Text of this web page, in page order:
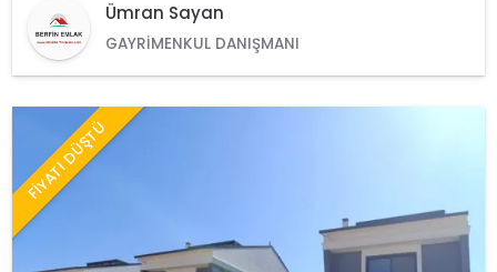
Ümran Sayan
GAYRIMENKUL DANIŞMANI
FİYATI DÜŞTÜ